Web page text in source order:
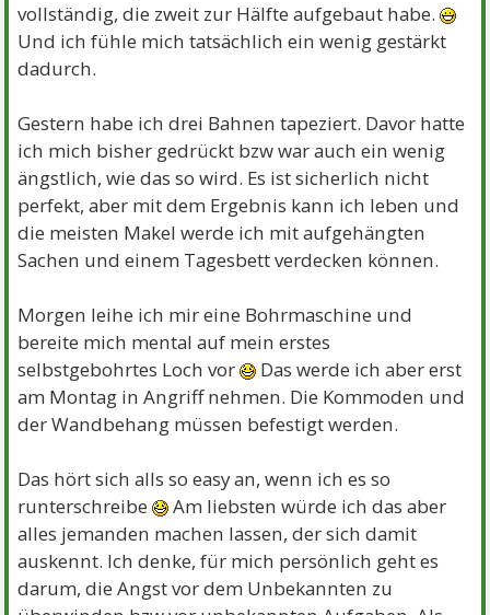
vollständig, die zweit zur Hälfte aufgebaut habe.
Und ich fühle mich tatsächlich ein wenig gestärkt
dadurch.
Gestern habe ich drei Bahnen tapeziert. Davor hatte
ich mich bisher gedrückt bzw war auch ein wenig
ängstlich, wie das so wird. Es ist sicherlich nicht
perfekt, aber mit dem Ergebnis kann ich leben und
die meisten Makel werde ich mit aufgehängten
Sachen und einem Tagesbett verdecken können.
Morgen leihe ich mir eine Bohrmaschine und
bereite mich mental auf mein erstes
selbstgebohrtes Loch vor
Das werde ich aber erst
am Montag in Angriff nehmen. Die Kommoden und
der Wandbehang müssen befestigt werden.
Das hört sich alls so easy an, wenn ich es so
runterschreibe
Am liebsten würde ich das aber
alles jemanden machen lassen, der sich damit
auskennt. Ich denke, für mich persönlich geht es
darum, die Angst vor dem Unbekannten zu